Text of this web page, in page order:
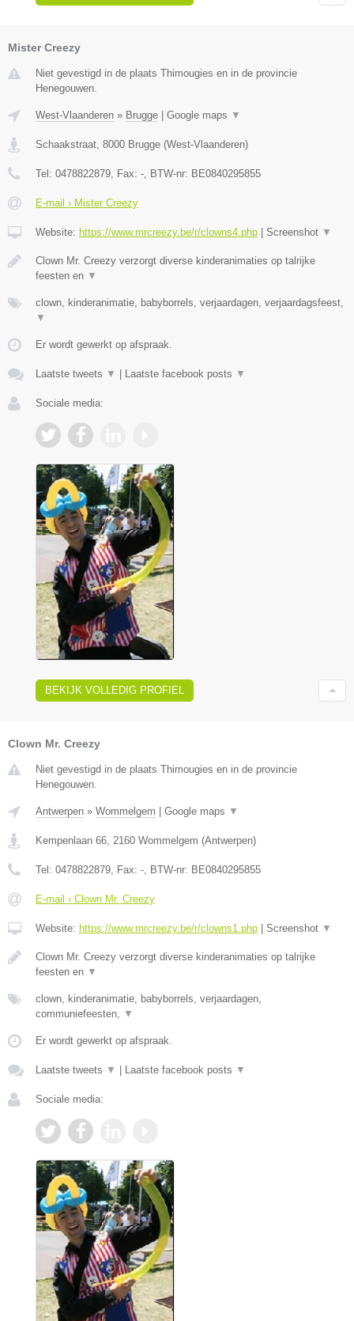
Mister Creezy
Niet gevestigd in de plaats Thimougies en in de provincie
Henegouwen.
West-Vlaanderen » Brugge Google maps ▼
Schaakstraat, 8000 Brugge (West-Vlaanderen)
Tel: 0478822879, Fax: -, BTW-nr: BE0840295855
E-mail › Mister Creezy
Website: https://www.mrcreezy.be/r/clowns4.php Screenshot ▼
Clown Mr. Creezy verzorgt diverse kinderanimaties op talrijke
feesten en ▼
clown, kinderanimatie, babyborrels, verjaardagen, verjaardagsfeest,
▼
Er wordt gewerkt op afspraak.
Laatste tweets ▼ Laatste facebook posts ▼
Sociale media:
BEKIJK VOLLEDIG PROFIEL
Clown Mr. Creezy
Niet gevestigd in de plaats Thimougies en in de provincie
Henegouwen.
Antwerpen » Wommelgem Google maps ▼
Kempenlaan 66, 2160 Wommelgem (Antwerpen)
Tel: 0478822879, Fax: -, BTW-nr: BE0840295855
E-mail › Clown Mr. Creezy
Website: https://www.mrcreezy.be/r/clowns1.php Screenshot ▼
Clown Mr. Creezy verzorgt diverse kinderanimaties op talrijke
feesten en ▼
clown, kinderanimatie, babyborrels, verjaardagen,
communiefeesten, ▼
Er wordt gewerkt op afspraak.
Laatste tweets ▼ Laatste facebook posts ▼
Sociale media: